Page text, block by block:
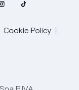
Cookie Policy